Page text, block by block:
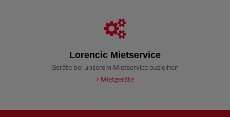
Lorencic Mietservice
Geräte bei unserem Mietservice ausleihen
Mietgeräte